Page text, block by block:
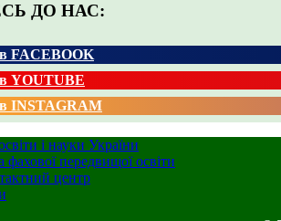
ДО НАС:
FACEBOOK
YOUTUBE
INSTAGRAM
і науки України
передвищої освіти
центр